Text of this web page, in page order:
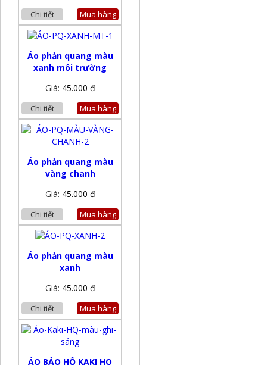
Chi tiết Mua hàng
Áo phản quang màu
xanh môi trường
Giá: 45.000 đ
Chi tiết Mua hàng
Áo phản quang màu
vàng chanh
Giá: 45.000 đ
Chi tiết Mua hàng
Áo phản quang màu
xanh
Giá: 45.000 đ
Chi tiết Mua hàng
ÁO BẢO HỘ KAKI HQ